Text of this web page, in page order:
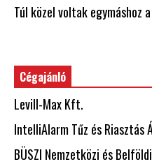
Túl közel voltak egymáshoz
Cégajánló
Levill-Max Kft.
IntelliAlarm Tűz és Riasztás
BÜSZI Nemzetközi és